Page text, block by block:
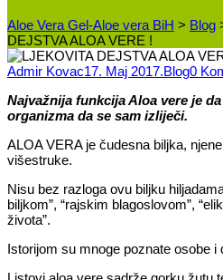
Aloe Vera Gel-Aloe vera BiH > Blog
DEJSTVA ALOA VERE !
Admir Kovac17. Maj 2017.Blog0
Najvažnija funkcija Aloa vere je
organizma da se sam izliječi.
ALOA VERA je čudesna biljka,
višestruke.
Nisu bez razloga ovu biljku
biljkom”, “rajskim blagoslovom”,
života”.
Istorijom su mnoge poznate osobe i